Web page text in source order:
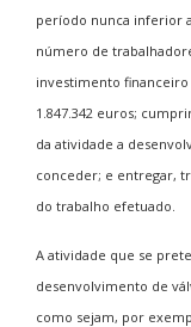
período nunca inferior
número de
investimento
1.847.342 euros;
da atividade a
conceder; e entregar,
do trabalho efetuado.
A atividade que se
desenvolvimento de
como sejam, por